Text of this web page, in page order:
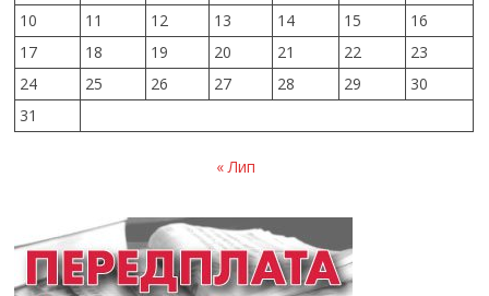
10
11 12 13 14 15
16
17
18 19 20 21 22
23
24
25 26 27 28 29
30
31
« Лип